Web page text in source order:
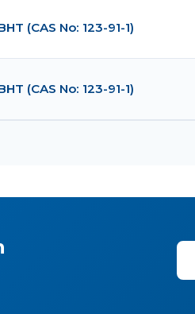
(CAS No: 123-91-1)
(CAS No: 123-91-1)